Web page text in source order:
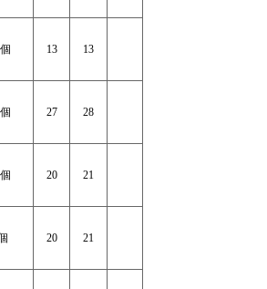
13 13
27 28
20 21
20 21